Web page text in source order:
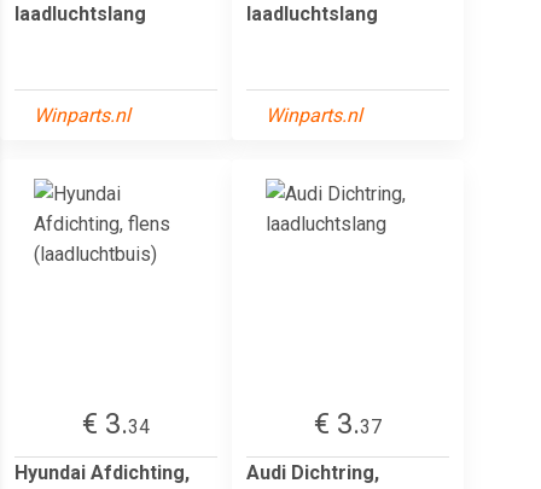
laadluchtslang
Winparts.nl
laadluchtslang
Winparts.nl
€ 3.34
Hyundai Afdichting,
€ 3.37
Audi Dichtring,